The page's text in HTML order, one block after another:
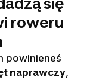
roweru
powinieneś
naprawczy,